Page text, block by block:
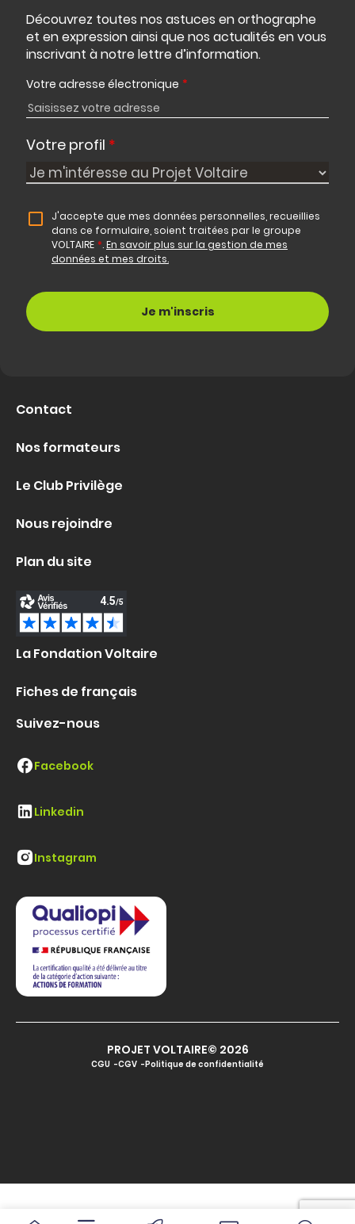
Découvrez toutes nos astuces en orthographe
et en expression ainsi que nos actualités en vous
inscrivant à notre lettre d’information.
Votre adresse électronique *
Votre profil *
J'accepte que mes données personnelles, recueillies
dans ce formulaire, soient traitées par le groupe
VOLTAIRE *.En savoir plus sur la gestion de mes
données et mes droits.
Contact
Nos formateurs
Le Club Privilège
Nous rejoindre
Plan du site
La Fondation Voltaire
Fiches de français
Suivez-nous
Facebook
Linkedin
Instagram
PROJET VOLTAIRE© 2026
CGU CGV Politique de confidentialité